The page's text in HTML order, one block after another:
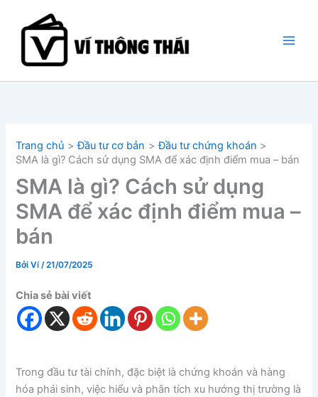
dung
Trang chủ Đầu tư cơ bản
Đầu tư chứng khoán
SMA là gì? Cách sử dụng SMA để xác định điểm mua – bán
SMA là gì? Cách sử dụng
SMA để xác định điểm mua –
bán
BởiVí/21/07/2025
Chia sẻ bài viết
Trong đầu tư tài chính, đặc biệt là chứng khoán và hàng
hóa phái sinh, việc hiểu và phân tích xu hướng thị trường là